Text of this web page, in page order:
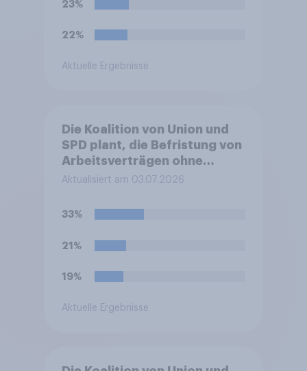
erwarten Sie insgesamt von
Zukunft Deutschlands?
23%
22%
Aktuelle Ergebnisse
Die Koalition von Union und
SPD plant, die Befristung von
Arbeitsverträgen ohne
sachlichen Grund zu
Befristungen sollen demnach
zu sechs Verlängerungen
24 Monate und drei
Befürworten Sie diese
Aktualisiert am 03.07.2026
33%
21%
19%
Aktuelle Ergebnisse